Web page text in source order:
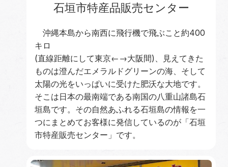
石垣市特産品販売センター
沖縄本島から南西に飛行機で飛ぶこと約400
キロ
(直線距離にして東京←→大阪間)、見えてきた
ものは澄んだエメラルドグリーンの海、そして
太陽の光をいっぱいに受けた肥沃な大地です。
そこは日本の最南端である南国の八重山諸島石
垣島です。その自然あふれる石垣島の情報を一
つにまとめてお客様に発信しているのが「石垣
市特産販売センター」です。